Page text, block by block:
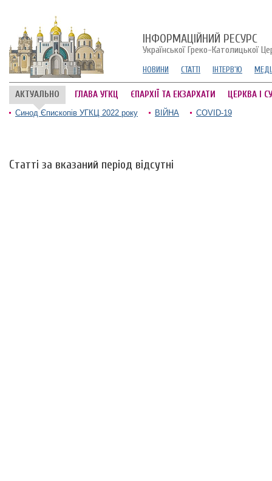
ІНФОРМАЦІЙНИЙ РЕСУРС
Української Греко-Католицької
НОВИНИ СТАТТІ ІНТЕРВ'Ю
АКТУАЛЬНО ГЛАВА УГКЦ ЄПАРХІЇ ТА ЕКЗАРХАТИ ЦЕРКВА І
Синод Єпископів УГКЦ 2022 року ВІЙНА COVID-19
Статті за вказаний період відсутні